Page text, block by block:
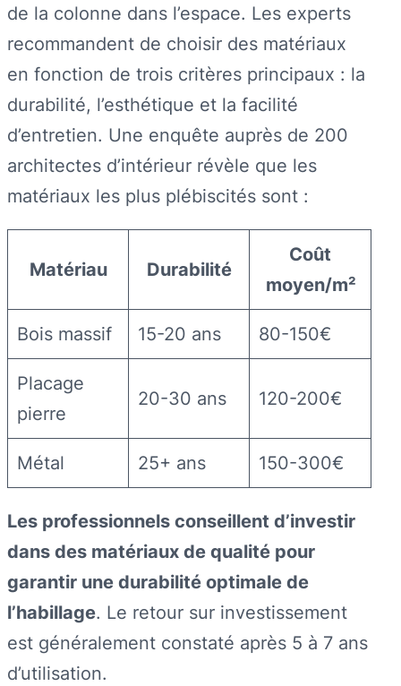
de la colonne dans l’espace. Les experts
recommandent de choisir des matériaux
en fonction de trois critères principaux : la
durabilité, l’esthétique et la facilité
d’entretien. Une enquête auprès de 200
architectes d’intérieur révèle que les
matériaux les plus plébiscités sont :
Matériau Durabilité
Coût
moyen/m²
Bois massif 15-20 ans 80-150€
Placage
pierre
20-30 ans 120-200€
Métal 25+ ans 150-300€
Les professionnels conseillent d’investir
dans des matériaux de qualité pour
garantir une durabilité optimale de
l’habillage. Le retour sur investissement
est généralement constaté après 5 à 7 ans
d’utilisation.